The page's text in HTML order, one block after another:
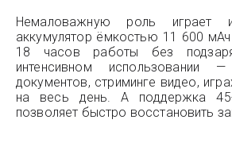
Немаловажную роль играет
аккумулятор ёмкостью 11 600
18 часов работы без
интенсивном использовании —
документов, стриминге видео,
на весь день. А поддержка 45-
позволяет быстро восстановить